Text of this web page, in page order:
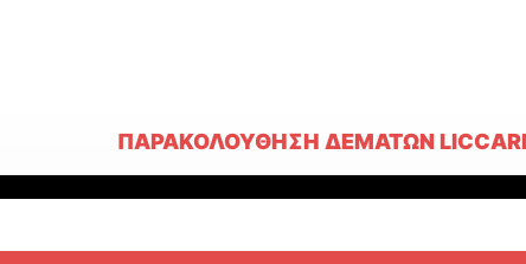
ΠΑΡΑΚΟΛΟΎΘΗΣΗ ΔΕΜΆΤΩΝ LICCARDI